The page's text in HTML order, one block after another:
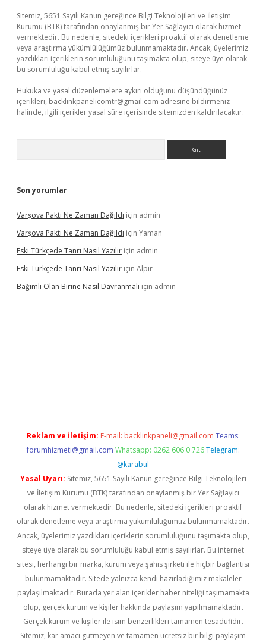
Sitemiz, 5651 Sayılı Kanun gereğince Bilgi Teknolojileri ve İletişim
Kurumu (BTK) tarafından onaylanmış bir Yer Sağlayıcı olarak hizmet
vermektedir. Bu nedenle, sitedeki içerikleri proaktif olarak denetleme
veya araştırma yükümlülüğümüz bulunmamaktadır. Ancak, üyelerimiz
yazdıkları içeriklerin sorumluluğunu taşımakta olup, siteye üye olarak
bu sorumluluğu kabul etmiş sayılırlar.
Hukuka ve yasal düzenlemelere aykırı olduğunu düşündüğünüz
içerikleri, backlinkpanelicomtr@gmail.com adresine bildirmeniz
halinde, ilgili içerikler yasal süre içerisinde sitemizden kaldırılacaktır.
Son yorumlar
Varşova Paktı Ne Zaman Dağıldı için admin
Varşova Paktı Ne Zaman Dağıldı için Yaman
Eski Türkçede Tanrı Nasıl Yazılır için admin
Eski Türkçede Tanrı Nasıl Yazılır için Alpır
Bağımlı Olan Birine Nasıl Davranmalı için admin
Reklam ve İletişim: E-mail: backlinkpaneli@gmail.com Teams:
forumhizmeti@gmail.com Whatsapp: 0262 606 0 726 Telegram:
@karabul
Yasal Uyarı: Sitemiz, 5651 Sayılı Kanun gereğince Bilgi Teknolojileri
ve İletişim Kurumu (BTK) tarafından onaylanmış bir Yer Sağlayıcı
olarak hizmet vermektedir. Bu nedenle, sitedeki içerikleri proaktif
olarak denetleme veya araştırma yükümlülüğümüz bulunmamaktadır.
Ancak, üyelerimiz yazdıkları içeriklerin sorumluluğunu taşımakta olup,
siteye üye olarak bu sorumluluğu kabul etmiş sayılırlar. Bu internet
sitesi, herhangi bir marka, kurum veya şahıs şirketi ile hiçbir bağlantısı
bulunmamaktadır. Sitede yalnızca kendi hazırladığımız makaleler
paylaşılmaktadır. Burada yer alan içerikler haber niteliği taşımamakta
olup, gerçek kurum ve kişiler hakkında paylaşım yapılmamaktadır.
Gerçek kurum ve kişiler ile isim benzerlikleri tamamen tesadüfidir.
Sitemiz, kar amacı gütmeyen ve tamamen ücretsiz bir bilgi paylaşım